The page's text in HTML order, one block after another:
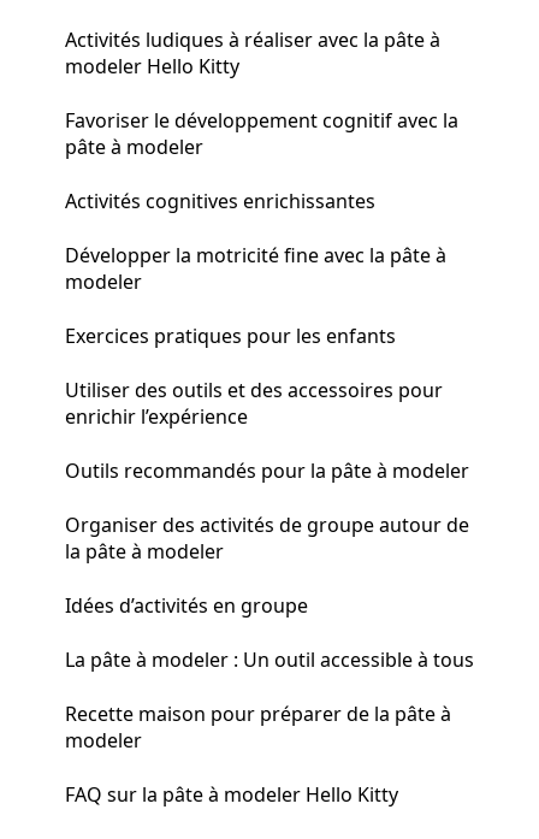
Activités ludiques à réaliser avec la pâte à
modeler Hello Kitty
Favoriser le développement cognitif avec la
pâte à modeler
Activités cognitives enrichissantes
Développer la motricité fine avec la pâte à
modeler
Exercices pratiques pour les enfants
Utiliser des outils et des accessoires pour
enrichir l’expérience
Outils recommandés pour la pâte à modeler
Organiser des activités de groupe autour de
la pâte à modeler
Idées d’activités en groupe
La pâte à modeler : Un outil accessible à tous
Recette maison pour préparer de la pâte à
modeler
FAQ sur la pâte à modeler Hello Kitty